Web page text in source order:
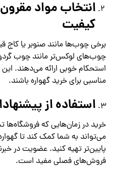
انتخاب مواد مقرون
کیفیت
برخی چوب‌ها مانند صنوبر یا کاج
چوب‌های لوکس‌تر مانند چوب گردو
استحکام خوبی ارائه می‌دهند.
مناسبی برای خرید گهواره باشند.
استفاده از
خرید در زمان‌هایی که فروشگاه‌ها
می‌تواند به شما کمک کند تا
پایین‌تر تهیه کنید. عضویت در
فروش‌های فصلی مفید است.